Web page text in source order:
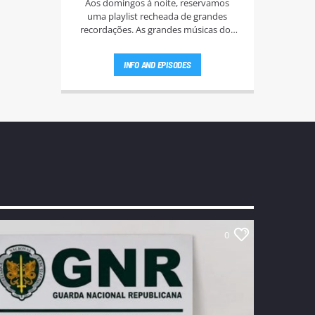
Aos domingos à noite, reservamos
uma playlist recheada de grandes
recordações. As grandes músicas dos
INFO AND EPISODES
0